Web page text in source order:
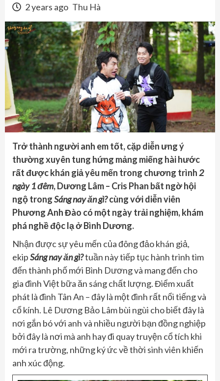
2 years ago Thu Hà
Trở thành người anh em tốt, cặp diễn ưng ý
thường xuyên tung hứng mảng miếng hài hước
rất được khán giả yêu mến trong chương trình2
ngày 1 đêm, Dương Lâm – Cris Phan bất ngờ hội
ngộ trongSáng nay ăn gì?cùng với diễn viên
Phương Anh Đào có một ngày trải nghiệm, khám
phá nghề độc lạ ở Bình Dương.
Nhận được sự yêu mến của đông đảo khán giả,
ekipSáng nay ăn gì?tuần này tiếp tục hành trình tìm
đến thành phố mới Bình Dương và mang đến cho
gia đình Việt bữa ăn sáng chất lượng. Điểm xuất
phát là đình Tân An – đây là một đình rất nổi tiếng và
cổ kính. Lê Dương Bảo Lâm bùi ngùi cho biết đây là
nơi gắn bó với anh và nhiều người bạn đồng nghiệp
bởi đây là nơi mà anh hay đi quay truyện cổ tích khi
mới ra trường, những ký ức về thời sinh viên khiến
anh xúc động.